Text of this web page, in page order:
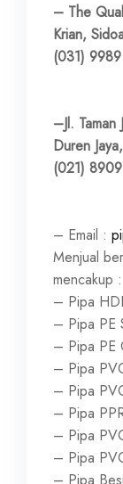
– The
Krian,
(031)
–Jl.
Duren
(021)
– Email :
Menjual
mencakup :
– Pipa
– Pipa PE
– Pipa PE
– Pipa
– Pipa
– Pipa
– Pipa
– Pipa
– Pipa